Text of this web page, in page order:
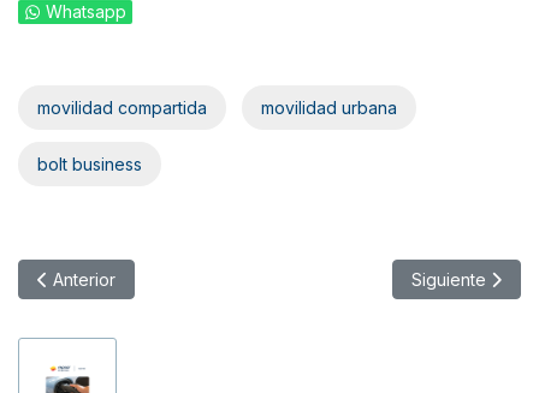
Whatsapp
movilidad compartida movilidad urbana
bolt business
Artículo anterior: Cambios en la dirección de Auto1.com
Anterior Artículo
Siguiente